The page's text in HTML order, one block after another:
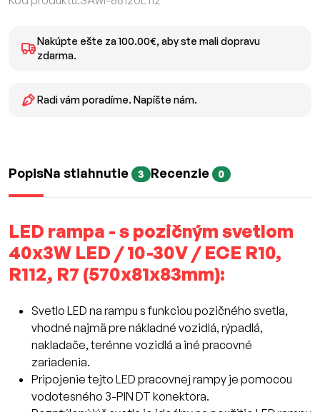
Nakúpte ešte za 100.00€, aby ste mali dopravu
zdarma.
Radi vám poradíme. Napíšte nám.
PopisNa stiahnutie 3 Recenzie 0
LED rampa - s pozičným svetlom
40x3W LED / 10-30V / ECE R10,
R112, R7 (570x81x83mm):
Svetlo LED na rampu s funkciou pozičného svetla,
vhodné najmä pre nákladné vozidlá, rýpadlá,
nakladače, terénne vozidlá a iné pracovné
zariadenia.
Pripojenie tejto LED pracovnej rampy je pomocou
vodotesného 3-PIN DT konektora.